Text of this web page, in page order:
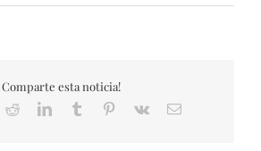
Comparte esta noticia!
RedditLinkedInTumblr Pinterest
Vk
Correo